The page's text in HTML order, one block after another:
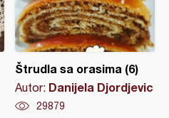
Štrudla sa orasima (6)
Autor: Danijela Djordjevic
29879